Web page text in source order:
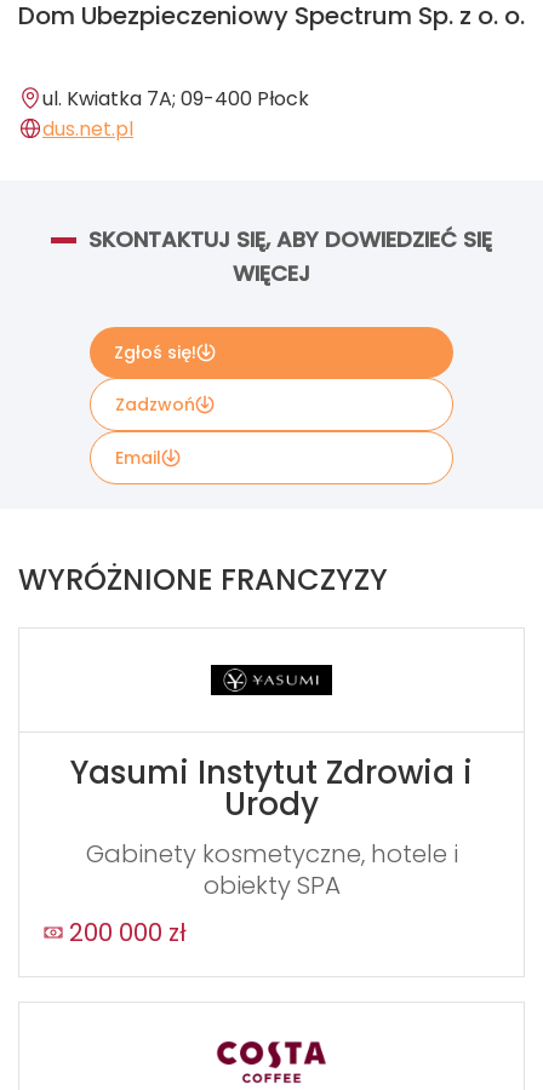
Dom Ubezpieczeniowy Spectrum Sp. z o. o.
ul. Kwiatka 7A; 09-400 Płock
dus.net.pl
SKONTAKTUJ SIĘ, ABY DOWIEDZIEĆ SIĘ
WIĘCEJ
Zgłoś się!
Zadzwoń
Email
zawarte w formularzu zostaną przekazane
you
blank
WYRÓŻNIONE FRANCZYZY
Yasumi Instytut Zdrowia i
Urody
Gabinety kosmetyczne, hotele i
obiekty SPA
200 000 zł